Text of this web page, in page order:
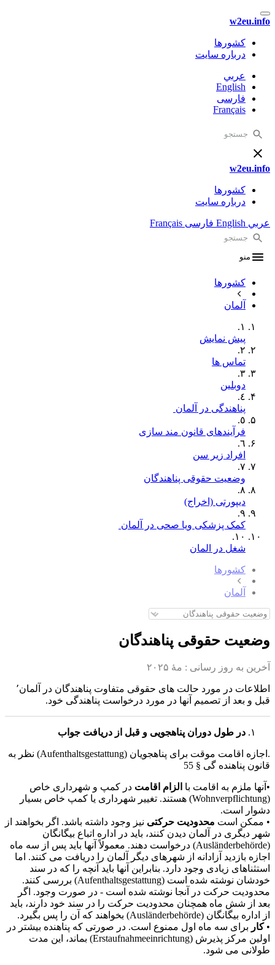
w2eu.info
کشورها
درباره سایت
عربي
English
فارسی
Français
w2eu.info
کشورها
درباره سایت
عربي English فارسی Français
منو
کشورها
آلمان
١.
پیش نمایش
٢.
تماس ها
٣.
دوبلین
٤.
پناھندگی‫ در آلمان ‬‫
٥.
فرآیندهای قانون مند سازی
٦.
افراد زیر سن
٧.
وضعیت حقوقی پناهندگان
٨.
دیپورتی (اخراج)
٩.
‫کمک پزشکی ویا صحی در آلمان ‬‬
١٠.
شغل در المان
کشورها
آلمان
وضعیت حقوقی پناهندگان
آخرین به روز رسانی : مهٔ ۲۰۲۵
اطلاعات در مورد حالت های حقوقی متفاوت پناهندگان در آلمان٬
قبل و بعد از تصمیم آنها در مورد درخواست پناهندگی خود.
در طول دوران پناهجویی و قبل از دریافت جواب
.اجازه اقامت موقت برای پناهجویان (Aufenthaltsgestattung) نظر به
قانون پناهنده گی § 55
•آنها ملزم به اقامت با الزام اقامت در کمپ و شهرداری خاص
(Wohnverpflichtung) هستند. تغییر شهرداری یا کمپ خاص بسیار
دشوار است.
• ممکن است محدودیت حرکتی نیز وجود داشته باشد. اگر بخواهند از
شهر دیگری در آلمان دیدن کنند، باید در اداره اتباع بیگانگان
(Ausländerbehörde) درخواست دهند. معمولاً آنها باید پس از سه ماه
اجازه بازدید آزادانه از شهرهای دیگر آلمان را دریافت می کنند. اما
استثناهای زیادی وجود دارد. بنابراین آنها باید آنچه را که در سند
خودشان نوشته شده است (Aufenthaltsgestattung) بررسی کنند.
محدودیت حرکت در آنجا نوشته شده است - در صورت وجود. اگر
بعد از شش ماه همچنان محدودیت حرکت را در سند خود دارند، باید
از اداره بیگانگان (Ausländerbehörde) بخواهند که آن را پس بگیرد.
•کار برای سه ماه اول ممنوع است. در صورتی که پناهنده بیشتر در
اولین مرکز پذیرش (Erstaufnahmeeinrichtung) بماند، این مدت
طولانی می شود.